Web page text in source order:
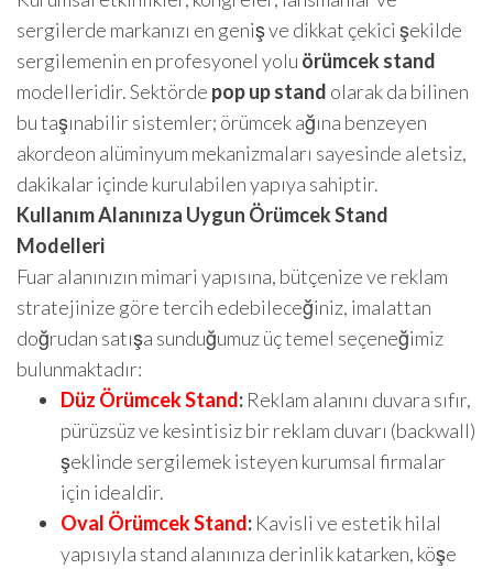
sergilerde markanızı en geniş ve dikkat çekici şekilde
sergilemenin en profesyonel yolu örümcek stand
modelleridir. Sektörde pop up stand olarak da bilinen
bu taşınabilir sistemler; örümcek ağına benzeyen
akordeon alüminyum mekanizmaları sayesinde aletsiz,
dakikalar içinde kurulabilen yapıya sahiptir.
Kullanım Alanınıza Uygun Örümcek Stand
Modelleri
Fuar alanınızın mimari yapısına, bütçenize ve reklam
stratejinize göre tercih edebileceğiniz, imalattan
doğrudan satışa sunduğumuz üç temel seçeneğimiz
bulunmaktadır:
Düz Örümcek Stand: Reklam alanını duvara sıfır,
pürüzsüz ve kesintisiz bir reklam duvarı (backwall)
şeklinde sergilemek isteyen kurumsal firmalar
için idealdir.
Oval Örümcek Stand: Kavisli ve estetik hilal
yapısıyla stand alanınıza derinlik katarken, köşe